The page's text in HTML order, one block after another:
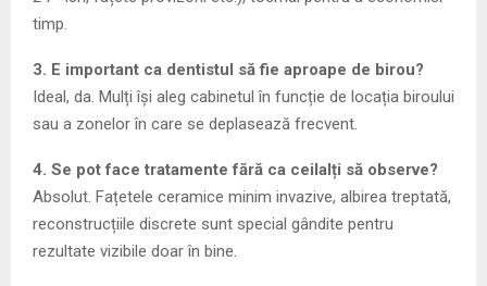
timp.
3. E important ca dentistul să fie aproape de birou?
Ideal, da. Mulți își aleg cabinetul în funcție de locația biroului
sau a zonelor în care se deplasează frecvent.
4. Se pot face tratamente fără ca ceilalți să observe?
Absolut. Fațetele ceramice minim invazive, albirea treptată,
reconstrucțiile discrete sunt special gândite pentru
rezultate vizibile doar în bine.